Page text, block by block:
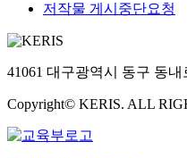
저작물 게시중단요청
41061 대구광역시 동구 동
Copyright© KERIS. ALL